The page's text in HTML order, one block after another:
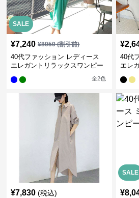
SALE
¥7,240 ¥8050(割引前)
40代ファッション レディース
エレガントリラックスワンピー
全2色
¥
40代
エレ
¥7,830 (税込)
SALE
¥